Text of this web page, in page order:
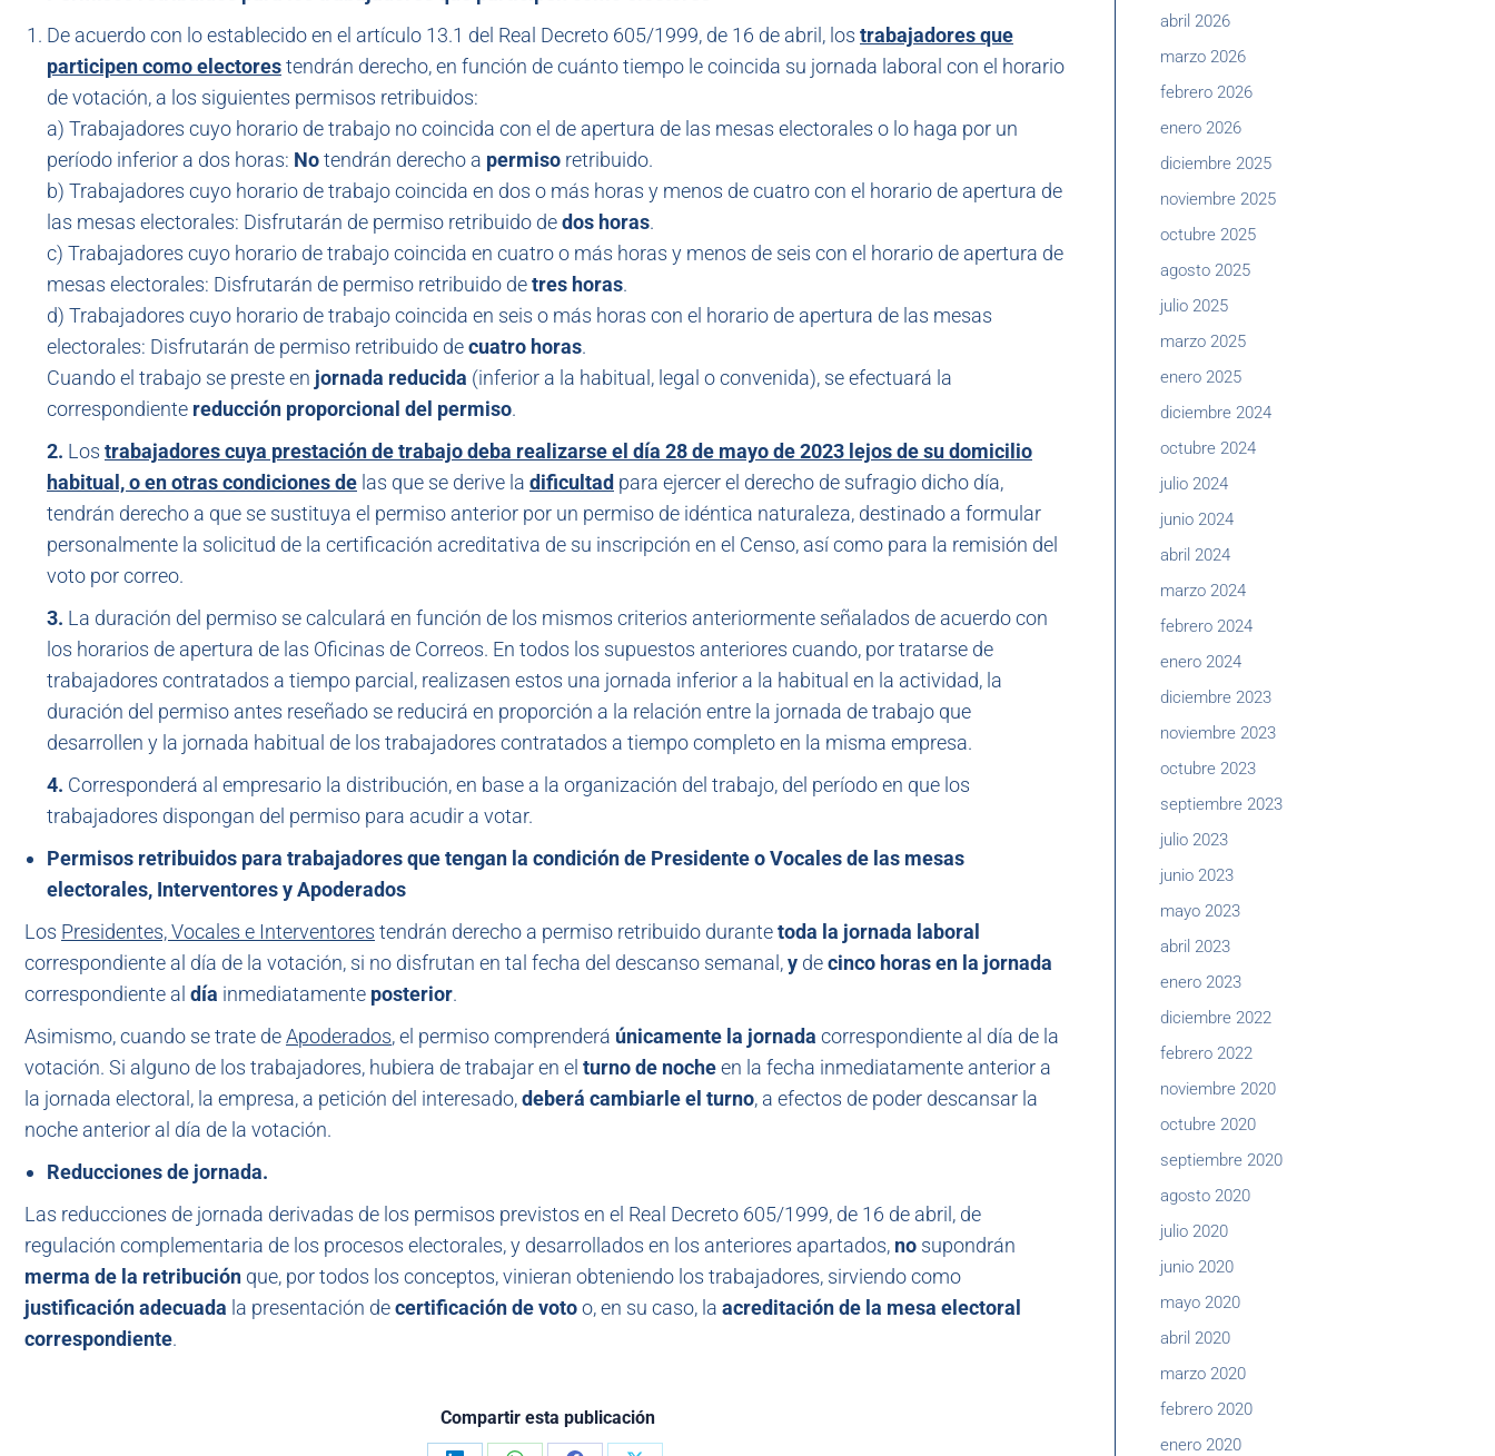
De acuerdo con lo establecido en el artículo 13.1 del Real Decreto 605/1999, de 16 de abril, los trabajadores que
participen como electorestendrán derecho, en función de cuánto tiempo le coincida su jornada laboral con el horario
de votación, a los siguientes permisos retribuidos:
a) Trabajadores cuyo horario de trabajo no coincida con el de apertura de las mesas electorales o lo haga por un
período inferior a dos horas: Notendrán derecho a permiso retribuido.
b) Trabajadores cuyo horario de trabajo coincida en dos o más horas y menos de cuatro con el horario de apertura de
las mesas electorales: Disfrutarán de permiso retribuido dedos horas.
c) Trabajadores cuyo horario de trabajo coincida en cuatro o más horas y menos de seis con el horario de apertura de
mesas electorales: Disfrutarán de permiso retribuido detres horas.
d) Trabajadores cuyo horario de trabajo coincida en seis o más horas con el horario de apertura de las mesas
electorales: Disfrutarán de permiso retribuido decuatro horas.
Cuando el trabajo se preste en jornada reducida (inferior a la habitual, legal o convenida), se efectuará la
correspondiente reducción proporcional del permiso.
2. Los trabajadores cuya prestación de trabajo deba realizarse el día 28 de mayo de 2023 lejos de su domicilio
habitual, o en otras condiciones de las que se derive la dificultad para ejercer el derecho de sufragio dicho día,
tendrán derecho a que se sustituya el permiso anterior por un permiso de idéntica naturaleza, destinado a formular
personalmente la solicitud de la certificación acreditativa de su inscripción en el Censo, así como para la remisión del
voto por correo.
3. La duración del permiso se calculará en función de los mismos criterios anteriormente señalados de acuerdo con
los horarios de apertura de las Oficinas de Correos. En todos los supuestos anteriores cuando, por tratarse de
trabajadores contratados a tiempo parcial, realizasen estos una jornada inferior a la habitual en la actividad, la
duración del permiso antes reseñado se reducirá en proporción a la relación entre la jornada de trabajo que
desarrollen y la jornada habitual de los trabajadores contratados a tiempo completo en la misma empresa.
4. Corresponderá al empresario la distribución, en base a la organización del trabajo, del período en que los
trabajadores dispongan del permiso para acudir a votar.
Permisos retribuidos para trabajadores que tengan la condición de Presidente o Vocales de las mesas
electorales, Interventores y Apoderados
Los Presidentes, Vocales e Interventores tendrán derecho a permiso retribuido durantetoda la jornada laboral
correspondiente al día de la votación, si no disfrutan en tal fecha del descanso semanal,y decinco horas en la jornada
correspondiente al día inmediatamente posterior.
Asimismo, cuando se trate deApoderados, el permiso comprenderá únicamente la jornada correspondiente al día de la
votación. Si alguno de los trabajadores, hubiera de trabajar en el turno de nocheen la fecha inmediatamente anterior a
la jornada electoral, la empresa, a petición del interesado,deberá cambiarle el turno, a efectos de poder descansar la
noche anterior al día de la votación.
Reducciones de jornada.
Las reducciones de jornada derivadas de los permisos previstos en el Real Decreto 605/1999, de 16 de abril, de
regulación complementaria de los procesos electorales, y desarrollados en los anteriores apartados, no supondrán
merma de la retribución que, por todos los conceptos, vinieran obteniendo los trabajadores, sirviendo como
justificación adecuada la presentación decertificación de votoo, en su caso, la acreditación de la mesa electoral
correspondiente.
Compartir esta publicación
abril 2026
marzo 2026
febrero 2026
enero 2026
diciembre 2025
noviembre 2025
octubre 2025
agosto 2025
julio 2025
marzo 2025
enero 2025
diciembre 2024
octubre 2024
julio 2024
junio 2024
abril 2024
marzo 2024
febrero 2024
enero 2024
diciembre 2023
noviembre 2023
octubre 2023
septiembre 2023
julio 2023
junio 2023
mayo 2023
abril 2023
enero 2023
diciembre 2022
febrero 2022
noviembre 2020
octubre 2020
septiembre 2020
agosto 2020
julio 2020
junio 2020
mayo 2020
abril 2020
marzo 2020
febrero 2020
enero 2020